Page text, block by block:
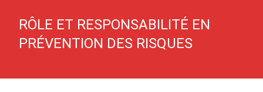
RÔLE ET RESPONSABILITÉ EN
PRÉVENTION DES RISQUES